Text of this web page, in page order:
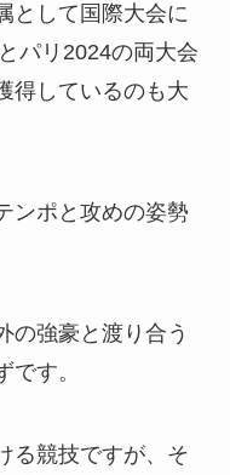
として国際大会に
パリ2024の両大会
得しているのも大
ンポと攻めの姿勢
の強豪と渡り合う
す。
る競技ですが、そ